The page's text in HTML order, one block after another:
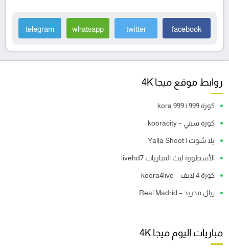
facebook
twitter
whatsapp
telegram
روابط موقع ميجا 4K
كورة 999 | kora 999
كورة سيتي – kooracity
يلا شوت | Yalla Shoot
الأسطورة لبث المباريات livehd7
كورة 4 لايف – koora4live
ريال مدريد – Real Madrid
مباريات اليوم ميجا 4K